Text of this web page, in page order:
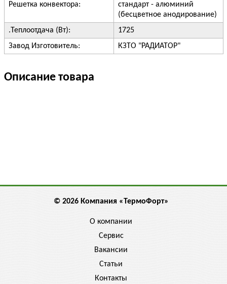
Решетка конвектора:
стандарт - алюминий
(бесцветное анодирование)
.Теплоотдача (Вт):
1725
Завод Изготовитель:
КЗТО "РАДИАТОР"
Описание товара
© 2026 Компания «ТермоФорт»
О компании
Сервис
Вакансии
Статьи
Контакты